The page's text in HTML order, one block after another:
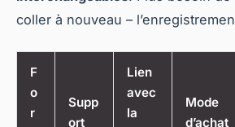
coller à nouveau –
F
o
r
Supp
ort
Lien
avec
la
Mode
d’achat